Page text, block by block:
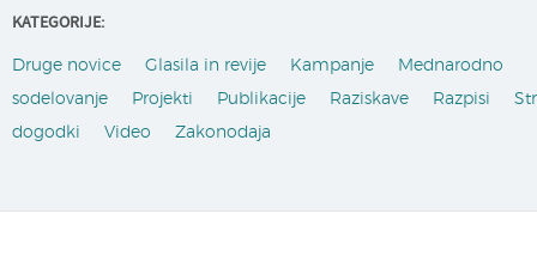
KATEGORIJE:
Druge novice Glasila in revije Kampanje
Mednarodno
sodelovanje
Projekti Publikacije Raziskave Razpisi
dogodki
Video Zakonodaja